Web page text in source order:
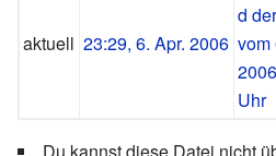
aktuell 23:29, 6. Apr. 2006
Du kannst diese Datei nicht